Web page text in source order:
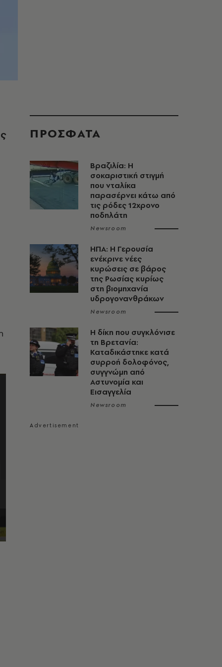
ΠΡΟΣΦΑΤΑ
Βραζιλία: Η
σοκαριστική στιγμή
που νταλίκα
παρασέρνει κάτω από
τις ρόδες 12χρονο
ποδηλάτη
Newsroom
ΗΠΑ: Η Γερουσία
ενέκρινε νέες
κυρώσεις σε βάρος
της Ρωσίας κυρίως
στη βιομηχανία
υδρογονανθράκων
Newsroom
H δίκη που συγκλόνισε
τη Βρετανία:
Καταδικάστηκε κατά
συρροή δολοφόνος,
συγγνώμη από
Αστυνομία και
Εισαγγελία
Newsroom